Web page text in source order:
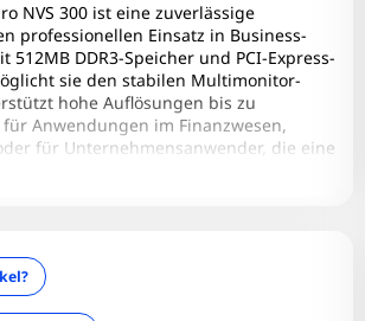
NVS 300 ist eine zuverlässige
professionellen Einsatz in Business-
512MB DDR3-Speicher und PCI-Express-
sie den stabilen Multimonitor-
hohe Auflösungen bis zu
Anwendungen im Finanzwesen,
für Unternehmensanwender, die eine
mit Dual-Display-Unterstützung
Zum Zoomen tippen